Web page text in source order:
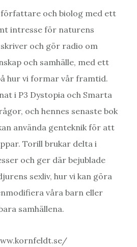
och biolog med ett
intresse för naturens
och gör radio om
och samhälle, med ett
hur vi formar vår framtid.
i P3 Dystopia och Smarta
och hennes senaste bok
använda genteknik för att
Torill brukar delta i
och ger där bejublade
sexliv, hur vi kan göra
våra barn eller
samhällena.